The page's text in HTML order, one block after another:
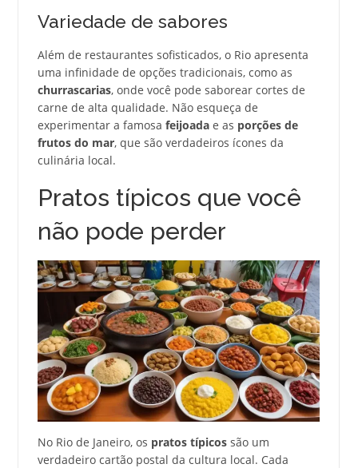
Variedade de sabores
Além de restaurantes sofisticados, o Rio apresenta
uma infinidade de opções tradicionais, como as
churrascarias, onde você pode saborear cortes de
carne de alta qualidade. Não esqueça de
experimentar a famosa feijoadae as porções de
frutos do mar, que são verdadeiros ícones da
culinária local.
Pratos típicos que você
não pode perder
No Rio de Janeiro, os pratos típicossão um
verdadeiro cartão postal da cultura local. Cada